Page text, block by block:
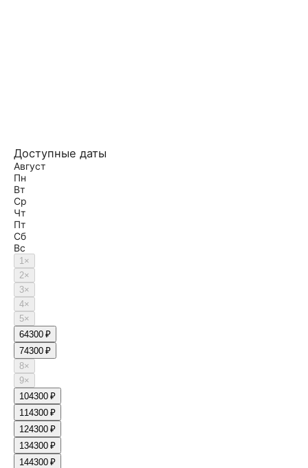
Доступные даты
Август
Пн
Вт
Ср
Чт
Пт
Сб
Вс
1×
2×
3×
4×
5×
64300 ₽
74300 ₽
8×
9×
104300 ₽
114300 ₽
124300 ₽
134300 ₽
144300 ₽